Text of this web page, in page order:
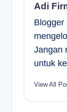
Adi
Blogger
Jangan
untuk
View All